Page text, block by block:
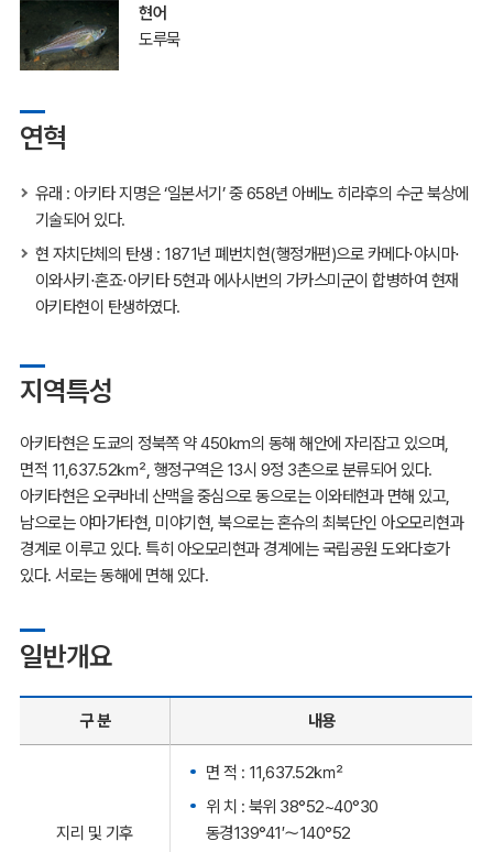
현어
도루묵
연혁
유래 : 아키타 지명은 ‘일본서기’ 중 658년 아베노 히라후의 수군 북상에
기술되어 있다.
현 자치단체의 탄생 : 1871년 폐번치현(행정개편)으로 카메다⋅야시마⋅
이와사키⋅혼죠⋅아키타 5현과 에사시번의 가카스미군이 합병하여 현재
아키타현이 탄생하였다.
지역특성
아키타현은 도쿄의 정북쪽 약 450km의 동해 해안에 자리잡고 있으며,
면적 11,637.52㎢, 행정구역은 13시 9정 3촌으로 분류되어 있다.
아키타현은 오쿠바네 산맥을 중심으로 동으로는 이와테현과 면해 있고,
남으로는 야마가타현, 미야기현, 북으로는 혼슈의 최북단인 아오모리현과
경계로 이루고 있다. 특히 아오모리현과 경계에는 국립공원 도와다호가
있다. 서로는 동해에 면해 있다.
일반개요
구 분 내용
지리 및 기후
면 적 : 11,637.52㎢
위 치 : 북위 38°52~40°30
동경139°41′～140°52